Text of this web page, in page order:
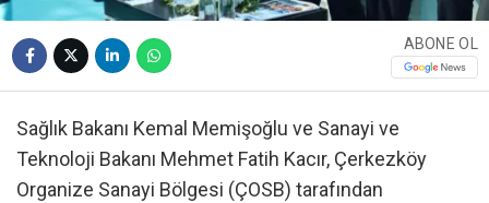
ABONE OL
Sağlık Bakanı Kemal Memişoğlu ve Sanayi ve
Teknoloji Bakanı Mehmet Fatih Kacır, Çerkezköy
Organize Sanayi Bölgesi (ÇOSB) tarafından